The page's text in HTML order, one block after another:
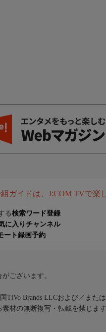
ガイドは、J:COM TVで楽
る検索ワード登録
に入りチャンネル
ート録画予約
ございます。
TiVo Brands LLCおよび／また
材の無断複写・転載を禁じます